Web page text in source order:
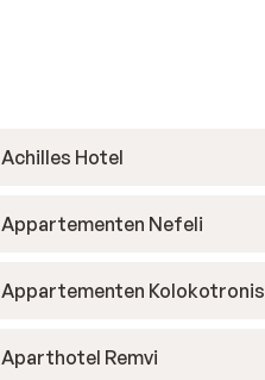
Achilles Hotel
Appartementen Nefeli
Appartementen Kolokotronis
Aparthotel Remvi